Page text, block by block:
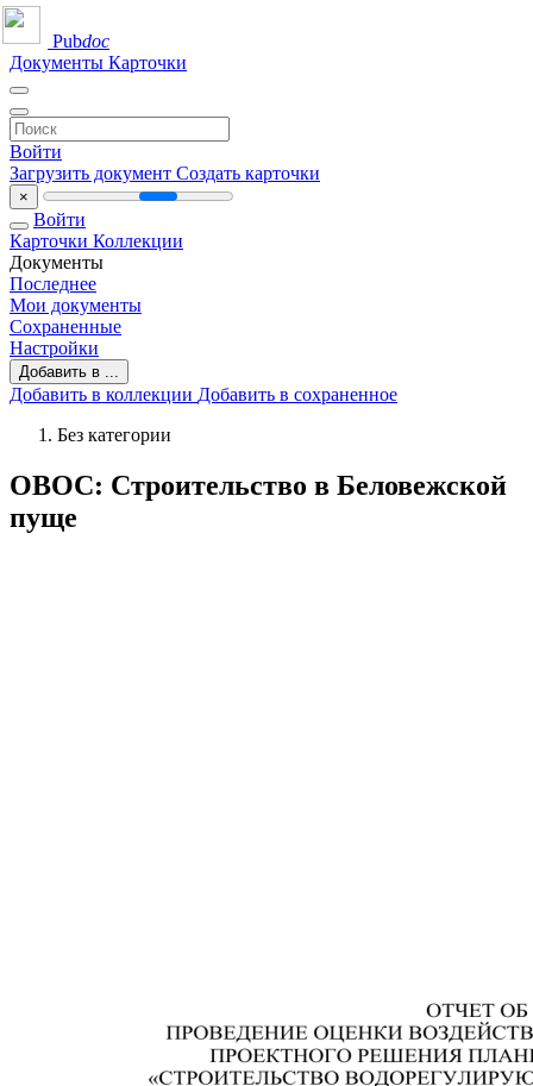
Pubdoc
Документы Карточки
Войти
Загрузить документ Создать карточки
×
Войти
Карточки Коллекции
Документы
Последнее
Мои документы
Сохраненные
Настройки
Добавить в ...
Добавить в коллекции Добавить в сохраненное
Без категории
ОВОС: Строительство в Беловежской
пуще